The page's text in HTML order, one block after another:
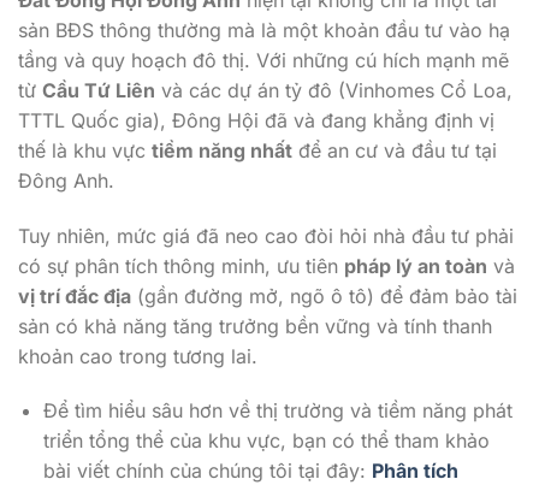
sản BĐS thông thường mà là một khoản đầu tư vào hạ
tầng và quy hoạch đô thị. Với những cú hích mạnh mẽ
từ Cầu Tứ Liên và các dự án tỷ đô (Vinhomes Cổ Loa,
TTTL Quốc gia), Đông Hội đã và đang khẳng định vị
thế là khu vực tiềm năng nhất để an cư và đầu tư tại
Đông Anh.
Tuy nhiên, mức giá đã neo cao đòi hỏi nhà đầu tư phải
có sự phân tích thông minh, ưu tiên pháp lý an toàn và
vị trí đắc địa (gần đường mở, ngõ ô tô) để đảm bảo tài
sản có khả năng tăng trưởng bền vững và tính thanh
khoản cao trong tương lai.
Để tìm hiểu sâu hơn về thị trường và tiềm năng phát
triển tổng thể của khu vực, bạn có thể tham khảo
bài viết chính của chúng tôi tại đây: Phân tích